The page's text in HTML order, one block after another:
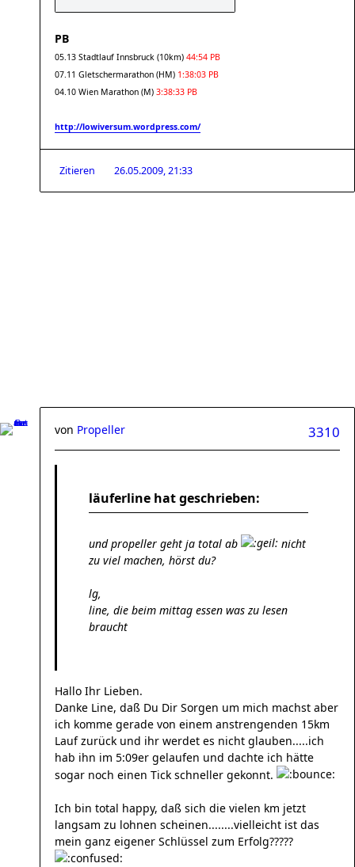
PB
05.13 Stadtlauf Innsbruck (10km) 44:54 PB
07.11 Gletschermarathon (HM) 1:38:03 PB
04.10 Wien Marathon (M) 3:38:33 PB
http://lowiversum.wordpress.com/
Zitieren 26.05.2009, 21:33
3310
von Propeller
läuferline hat geschrieben:
und propeller geht ja total ab
nicht
zu viel machen, hörst du?
lg,
line, die beim mittag essen was zu lesen
braucht
Hallo Ihr Lieben.
Danke Line, daß Du Dir Sorgen um mich machst aber
ich komme gerade von einem anstrengenden 15km
Lauf zurück und ihr werdet es nicht glauben.....ich
hab ihn im 5:09er gelaufen und dachte ich hätte
sogar noch einen Tick schneller gekonnt.
Ich bin total happy, daß sich die vielen km jetzt
langsam zu lohnen scheinen........vielleicht ist das
mein ganz eigener Schlüssel zum Erfolg?????